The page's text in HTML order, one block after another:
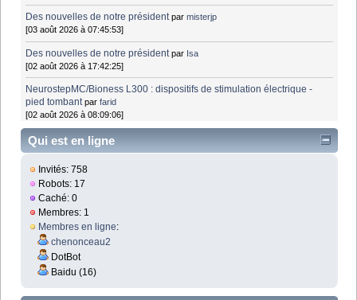
Des nouvelles de notre président parmisterjp
[03 août 2026 à 07:45:53]
Des nouvelles de notre président par Isa
[02 août 2026 à 17:42:25]
NeurostepMC/Bioness L300 : dispositifs de stimulation électrique -
pied tombant parfarid
[02 août 2026 à 08:09:06]
Qui est en ligne
Invités: 758
Robots: 17
Caché: 0
Membres: 1
Membres en ligne:
chenonceau2
DotBot
Baidu (16)